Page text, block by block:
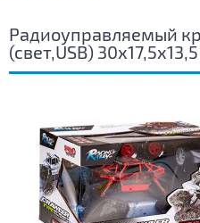
Радиоуправляемый
(свет,USB)